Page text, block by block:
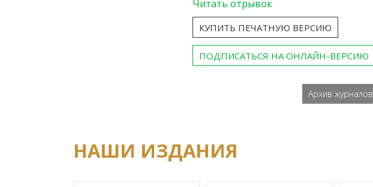
Читать отрывок
КУПИТЬ ПЕЧАТНУЮ ВЕРСИЮ
ПОДПИСАТЬСЯ НА ОНЛАЙН-ВЕРСИЮ
Архив журналов
НАШИ ИЗДАНИЯ